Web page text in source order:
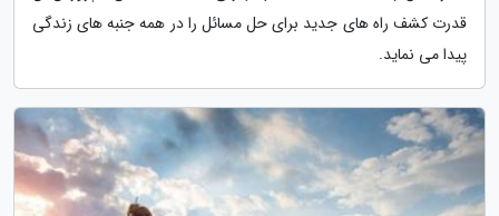
قدرت کشف راه های جدید برای حل مسائل را در همه جنبه های زندگی
پیدا می نماید.